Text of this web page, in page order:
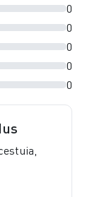
0
0
0
0
0